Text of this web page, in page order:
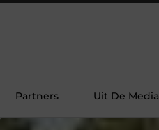
Partners Uit De Media